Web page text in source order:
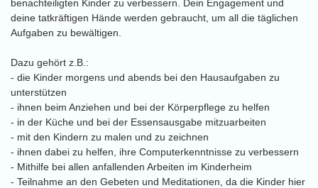
benachteiligten Kinder zu verbessern. Dein Engagement und
deine tatkräftigen Hände werden gebraucht, um all die täglichen
Aufgaben zu bewältigen.
Dazu gehört z.B.:
- die Kinder morgens und abends bei den Hausaufgaben zu
unterstützen
- ihnen beim Anziehen und bei der Körperpflege zu helfen
- in der Küche und bei der Essensausgabe mitzuarbeiten
- mit den Kindern zu malen und zu zeichnen
- ihnen dabei zu helfen, ihre Computerkenntnisse zu verbessern
- Mithilfe bei allen anfallenden Arbeiten im Kinderheim
- Teilnahme an den Gebeten und Meditationen, da die Kinder hier